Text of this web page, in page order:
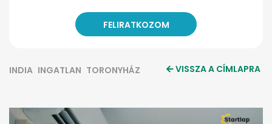
INDIA INGATLAN TORONYHÁZ VISSZA A CÍMLAPRA